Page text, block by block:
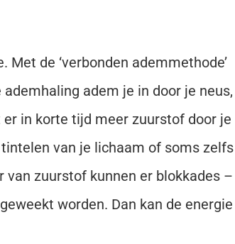
Met de ‘verbonden ademmethode’
adem je in door je neus,
in korte tijd meer zuurstof door je
van je lichaam of soms zelfs
van zuurstof kunnen er blokkades –
worden. Dan kan de energie